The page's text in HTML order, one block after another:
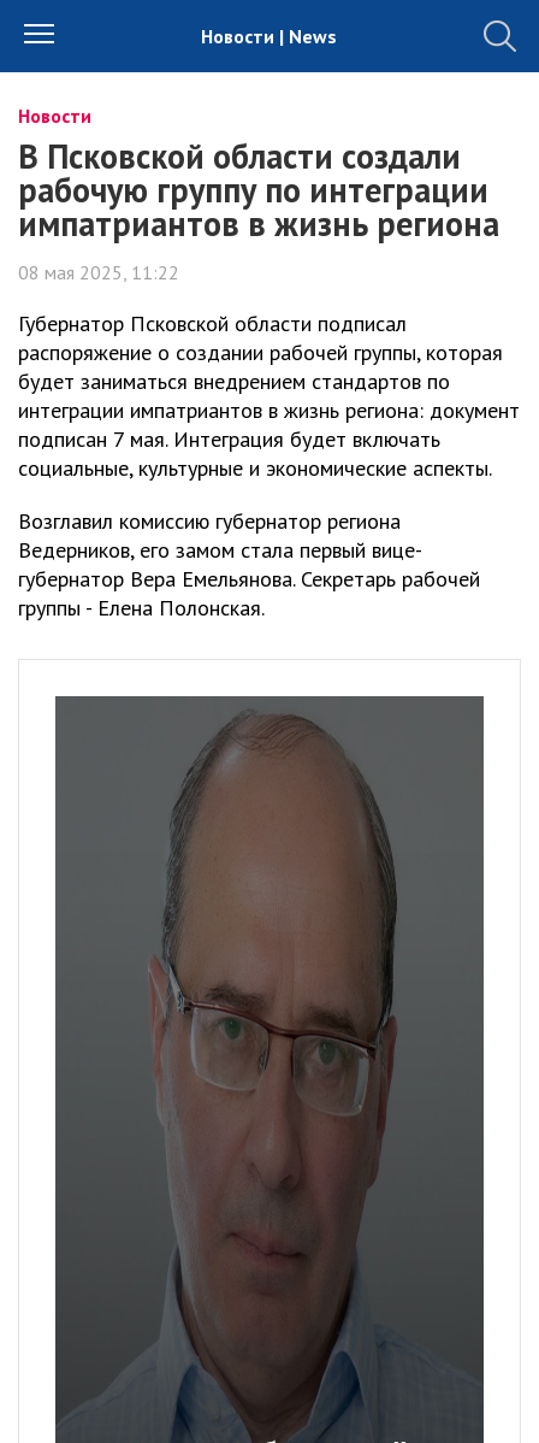
Новости | News
Новости
В Псковской области создали
рабочую группу по интеграции
импатриантов в жизнь региона
08 мая 2025, 11:22
Губернатор Псковской области подписал
распоряжение о создании рабочей группы, которая
будет заниматься внедрением стандартов по
интеграции импатриантов в жизнь региона: документ
подписан 7 мая. Интеграция будет включать
социальные, культурные и экономические аспекты.
Возглавил комиссию губернатор региона
Ведерников, его замом стала первый вице-
губернатор Вера Емельянова. Секретарь рабочей
группы - Елена Полонская.